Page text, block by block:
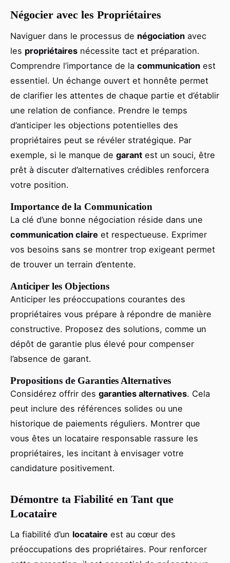
Négocier avec les Propriétaires
Naviguer dans le processus de négociation avec
les propriétaires nécessite tact et préparation.
Comprendre l’importance de la communication est
essentiel. Un échange ouvert et honnête permet
de clarifier les attentes de chaque partie et d’établir
une relation de confiance. Prendre le temps
d’anticiper les objections potentielles des
propriétaires peut se révéler stratégique. Par
exemple, si le manque de garant est un souci, être
prêt à discuter d’alternatives crédibles renforcera
votre position.
Importance de la Communication
La clé d’une bonne négociation réside dans une
communication claire et respectueuse. Exprimer
vos besoins sans se montrer trop exigeant permet
de trouver un terrain d’entente.
Anticiper les Objections
Anticiper les préoccupations courantes des
propriétaires vous prépare à répondre de manière
constructive. Proposez des solutions, comme un
dépôt de garantie plus élevé pour compenser
l’absence de garant.
Propositions de Garanties Alternatives
Considérez offrir des garanties alternatives. Cela
peut inclure des références solides ou une
historique de paiements réguliers. Montrer que
vous êtes un locataire responsable rassure les
propriétaires, les incitant à envisager votre
candidature positivement.
Démontre ta Fiabilité en Tant que
Locataire
La fiabilité d’un locataire est au cœur des
préoccupations des propriétaires. Pour renforcer